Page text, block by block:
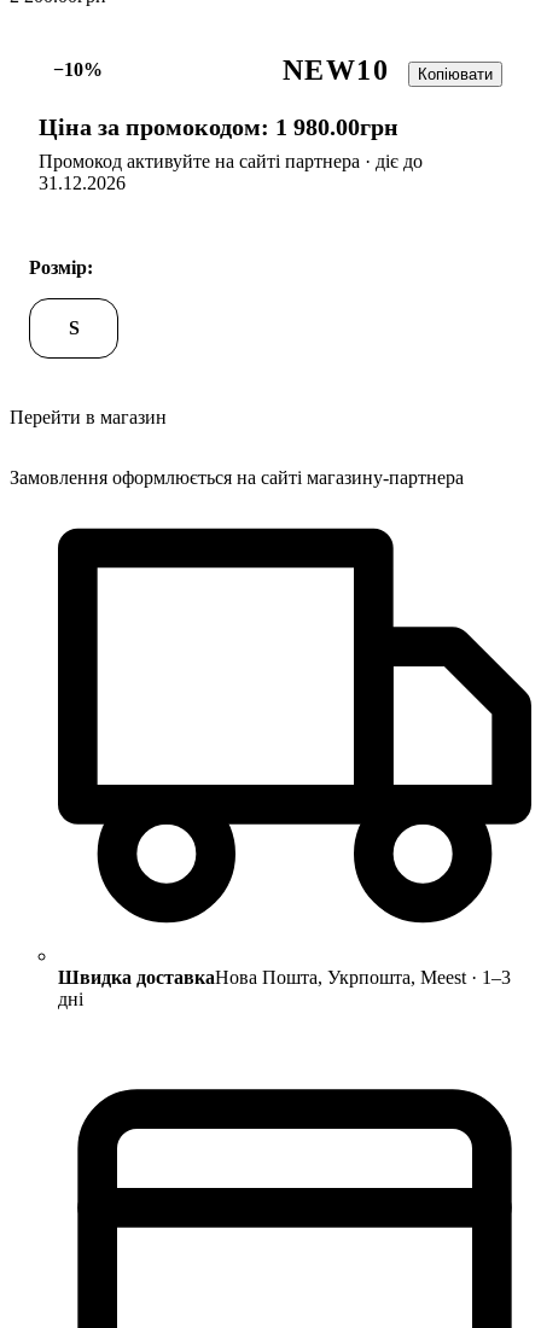
−10% NEW10 Копіювати
Ціна за промокодом: 1 980.00грн
Промокод активуйте на сайті партнера · діє до
31.12.2026
Розмір:
S
Перейти в магазин
Замовлення оформлюється на сайті магазину-партнера
Швидка доставкаНова Пошта, Укрпошта, Meest · 1–3
дні